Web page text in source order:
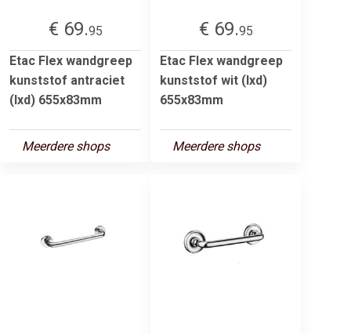
€ 69.95
Etac Flex wandgreep
kunststof antraciet
(lxd) 655x83mm
Meerdere shops
€ 69.95
Etac Flex wandgreep
kunststof wit (lxd)
655x83mm
Meerdere shops